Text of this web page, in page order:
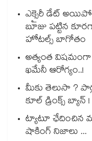
ఎక్సైరీ డేట్
బూజు పట్టిన
హోటల్స్ బాగోతం
అత్యంత
ఖమేనీ ఆరోగ్యం..!
మీకు తెలుసా ?
కూల్ డ్రింక్స్ బ్యాన్ !
ట్యాటూ ఛేదించిన
షాకింగ్ నిజాలు ...